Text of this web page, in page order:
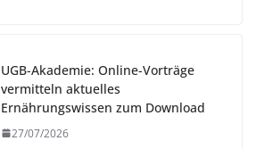
UGB-Akademie: Online-Vorträge
vermitteln aktuelles
Ernährungswissen zum Download
27/07/2026